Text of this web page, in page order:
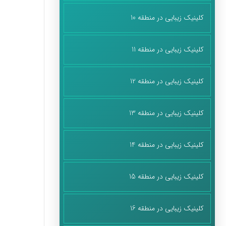
کلینیک زیبایی در منطقه 10
کلینیک زیبایی در منطقه 11
کلینیک زیبایی در منطقه 12
کلینیک زیبایی در منطقه 13
کلینیک زیبایی در منطقه 14
کلینیک زیبایی در منطقه 15
کلینیک زیبایی در منطقه 16